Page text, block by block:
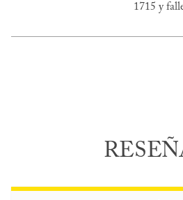
1715 y